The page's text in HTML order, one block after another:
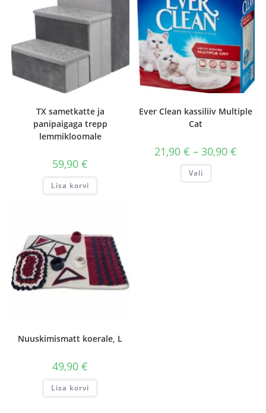
TX sametkatte ja
panipaigaga trepp
lemmikloomale
59,90€
Lisa korvi
Ever Clean kassiliiv Multiple
Cat
21,90€ – 30,90€
Vali
Sellel
on
Nuuskimismatt koerale, L
49,90€
Lisa korvi